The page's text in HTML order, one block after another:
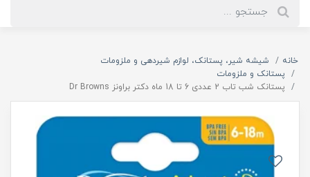
خانه
شیشه شیر، پستانک، لوازم شیردهی و ملزومات
پستانک و ملزومات
پستانک شب تاب 2 عددی 6 تا 18 ماه دکتر براونز Dr Browns